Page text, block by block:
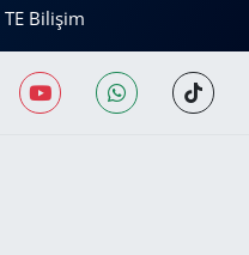
TE Bilişim